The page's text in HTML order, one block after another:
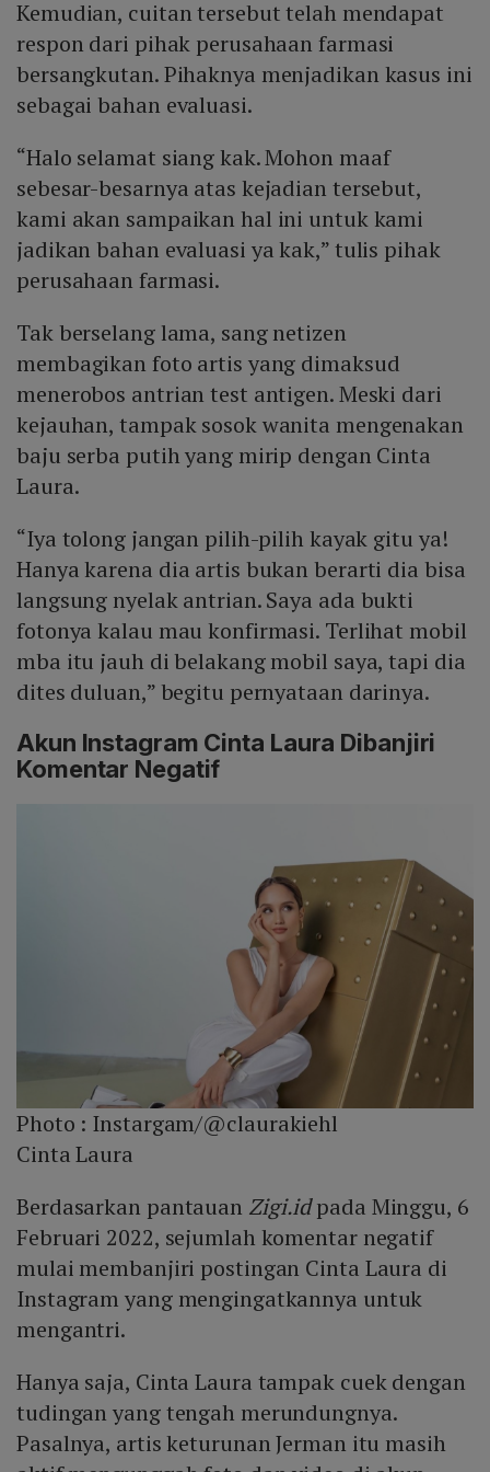
Kemudian, cuitan tersebut telah mendapat
respon dari pihak perusahaan farmasi
bersangkutan. Pihaknya menjadikan kasus ini
sebagai bahan evaluasi.
“Halo selamat siang kak. Mohon maaf
sebesar-besarnya atas kejadian tersebut,
kami akan sampaikan hal ini untuk kami
jadikan bahan evaluasi ya kak,” tulis pihak
perusahaan farmasi.
Tak berselang lama, sang netizen
membagikan foto artis yang dimaksud
menerobos antrian test antigen. Meski dari
kejauhan, tampak sosok wanita mengenakan
baju serba putih yang mirip dengan Cinta
Laura.
“Iya tolong jangan pilih-pilih kayak gitu ya!
Hanya karena dia artis bukan berarti dia bisa
langsung nyelak antrian. Saya ada bukti
fotonya kalau mau konfirmasi. Terlihat mobil
mba itu jauh di belakang mobil saya, tapi dia
dites duluan,” begitu pernyataan darinya.
Akun Instagram Cinta Laura Dibanjiri
Komentar Negatif
Photo : Instargam/@claurakiehl
Cinta Laura
Berdasarkan pantauan Zigi.idpada Minggu, 6
Februari 2022, sejumlah komentar negatif
mulai membanjiri postingan Cinta Laura di
Instagram yang mengingatkannya untuk
mengantri.
Hanya saja, Cinta Laura tampak cuek dengan
tudingan yang tengah merundungnya.
Pasalnya, artis keturunan Jerman itu masih